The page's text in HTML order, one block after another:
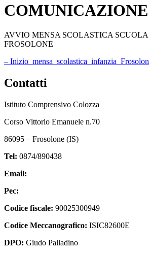
COMUNICAZIONE
AVVIO MENSA SCOLASTICA
FROSOLONE
–
Contatti
Istituto Comprensivo Colozza
Corso Vittorio Emanuele n.70
86095 – Frosolone (IS)
Tel: 0874/890438
Email:
Pec:
Codice fiscale: 90025300949
Codice Meccanografico: ISIC82600E
DPO: Giudo Palladino